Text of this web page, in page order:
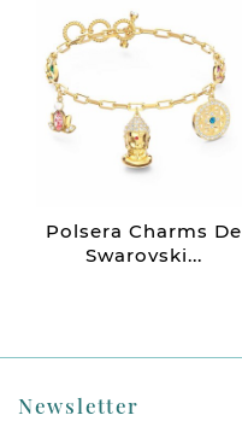
Polsera Charms De
Swarovski...
Newsletter